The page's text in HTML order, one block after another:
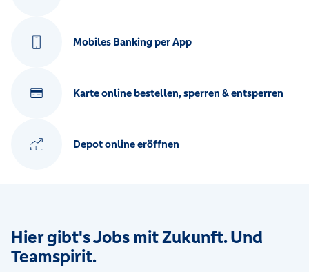
Mobiles Banking per App
Karte online bestellen, sperren & entsperren
Depot online eröffnen
Hier gibt's Jobs mit Zukunft. Und
Teamspirit.